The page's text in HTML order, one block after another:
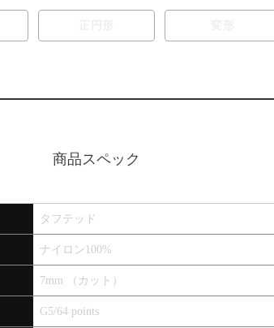
商品スペック
タフテッド
ナイロン100%
7mm （カット）
G5/64 points